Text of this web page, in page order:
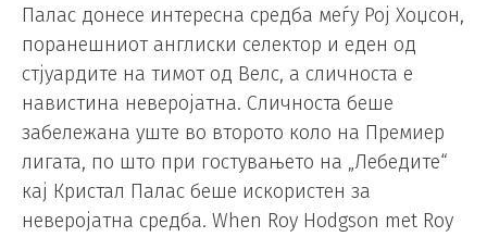
Палас донесе интересна средба меѓу Рој Хоџсон,
поранешниот англиски селектор и еден од
стјуардите на тимот од Велс, а сличноста е
навистина неверојатна. Сличноста беше
забележана уште во второто коло на Премиер
лигата, по што при гостувањето на „Лебедите“
кај Кристал Палас беше искористен за
неверојатна средба. When Roy Hodgson met Roy